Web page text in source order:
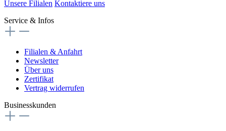
Unsere Filialen Kontaktiere uns
Service & Infos
Filialen & Anfahrt
Newsletter
Über uns
Zertifikat
Vertrag widerrufen
Businesskunden